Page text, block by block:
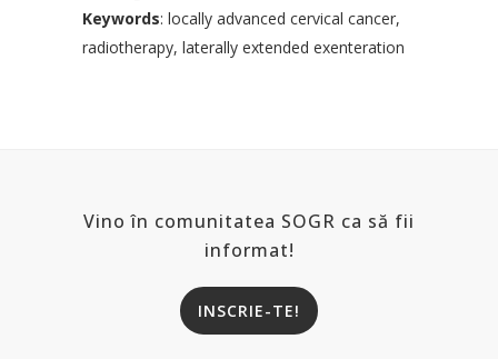
Keywords: locally advanced cervical cancer,
radiotherapy, laterally extended exenteration
Vino în comunitatea SOGR ca să fii
informat!
INSCRIE-TE!